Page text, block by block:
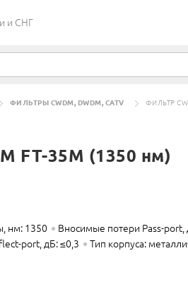
и СНГ
ФИЛЬТРЫ CWDM, DWDM, CATV ФИЛЬТР
FT-35M (1350 нм)
нм: 1350
Вносимые потери Pass-port,
port, дБ: ≤0,3
Тип корпуса: